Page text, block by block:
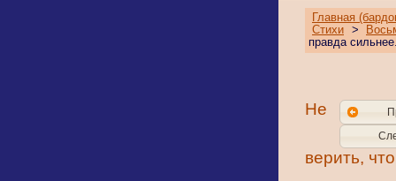
Главная
Стихи
>
правда
Не
верить,